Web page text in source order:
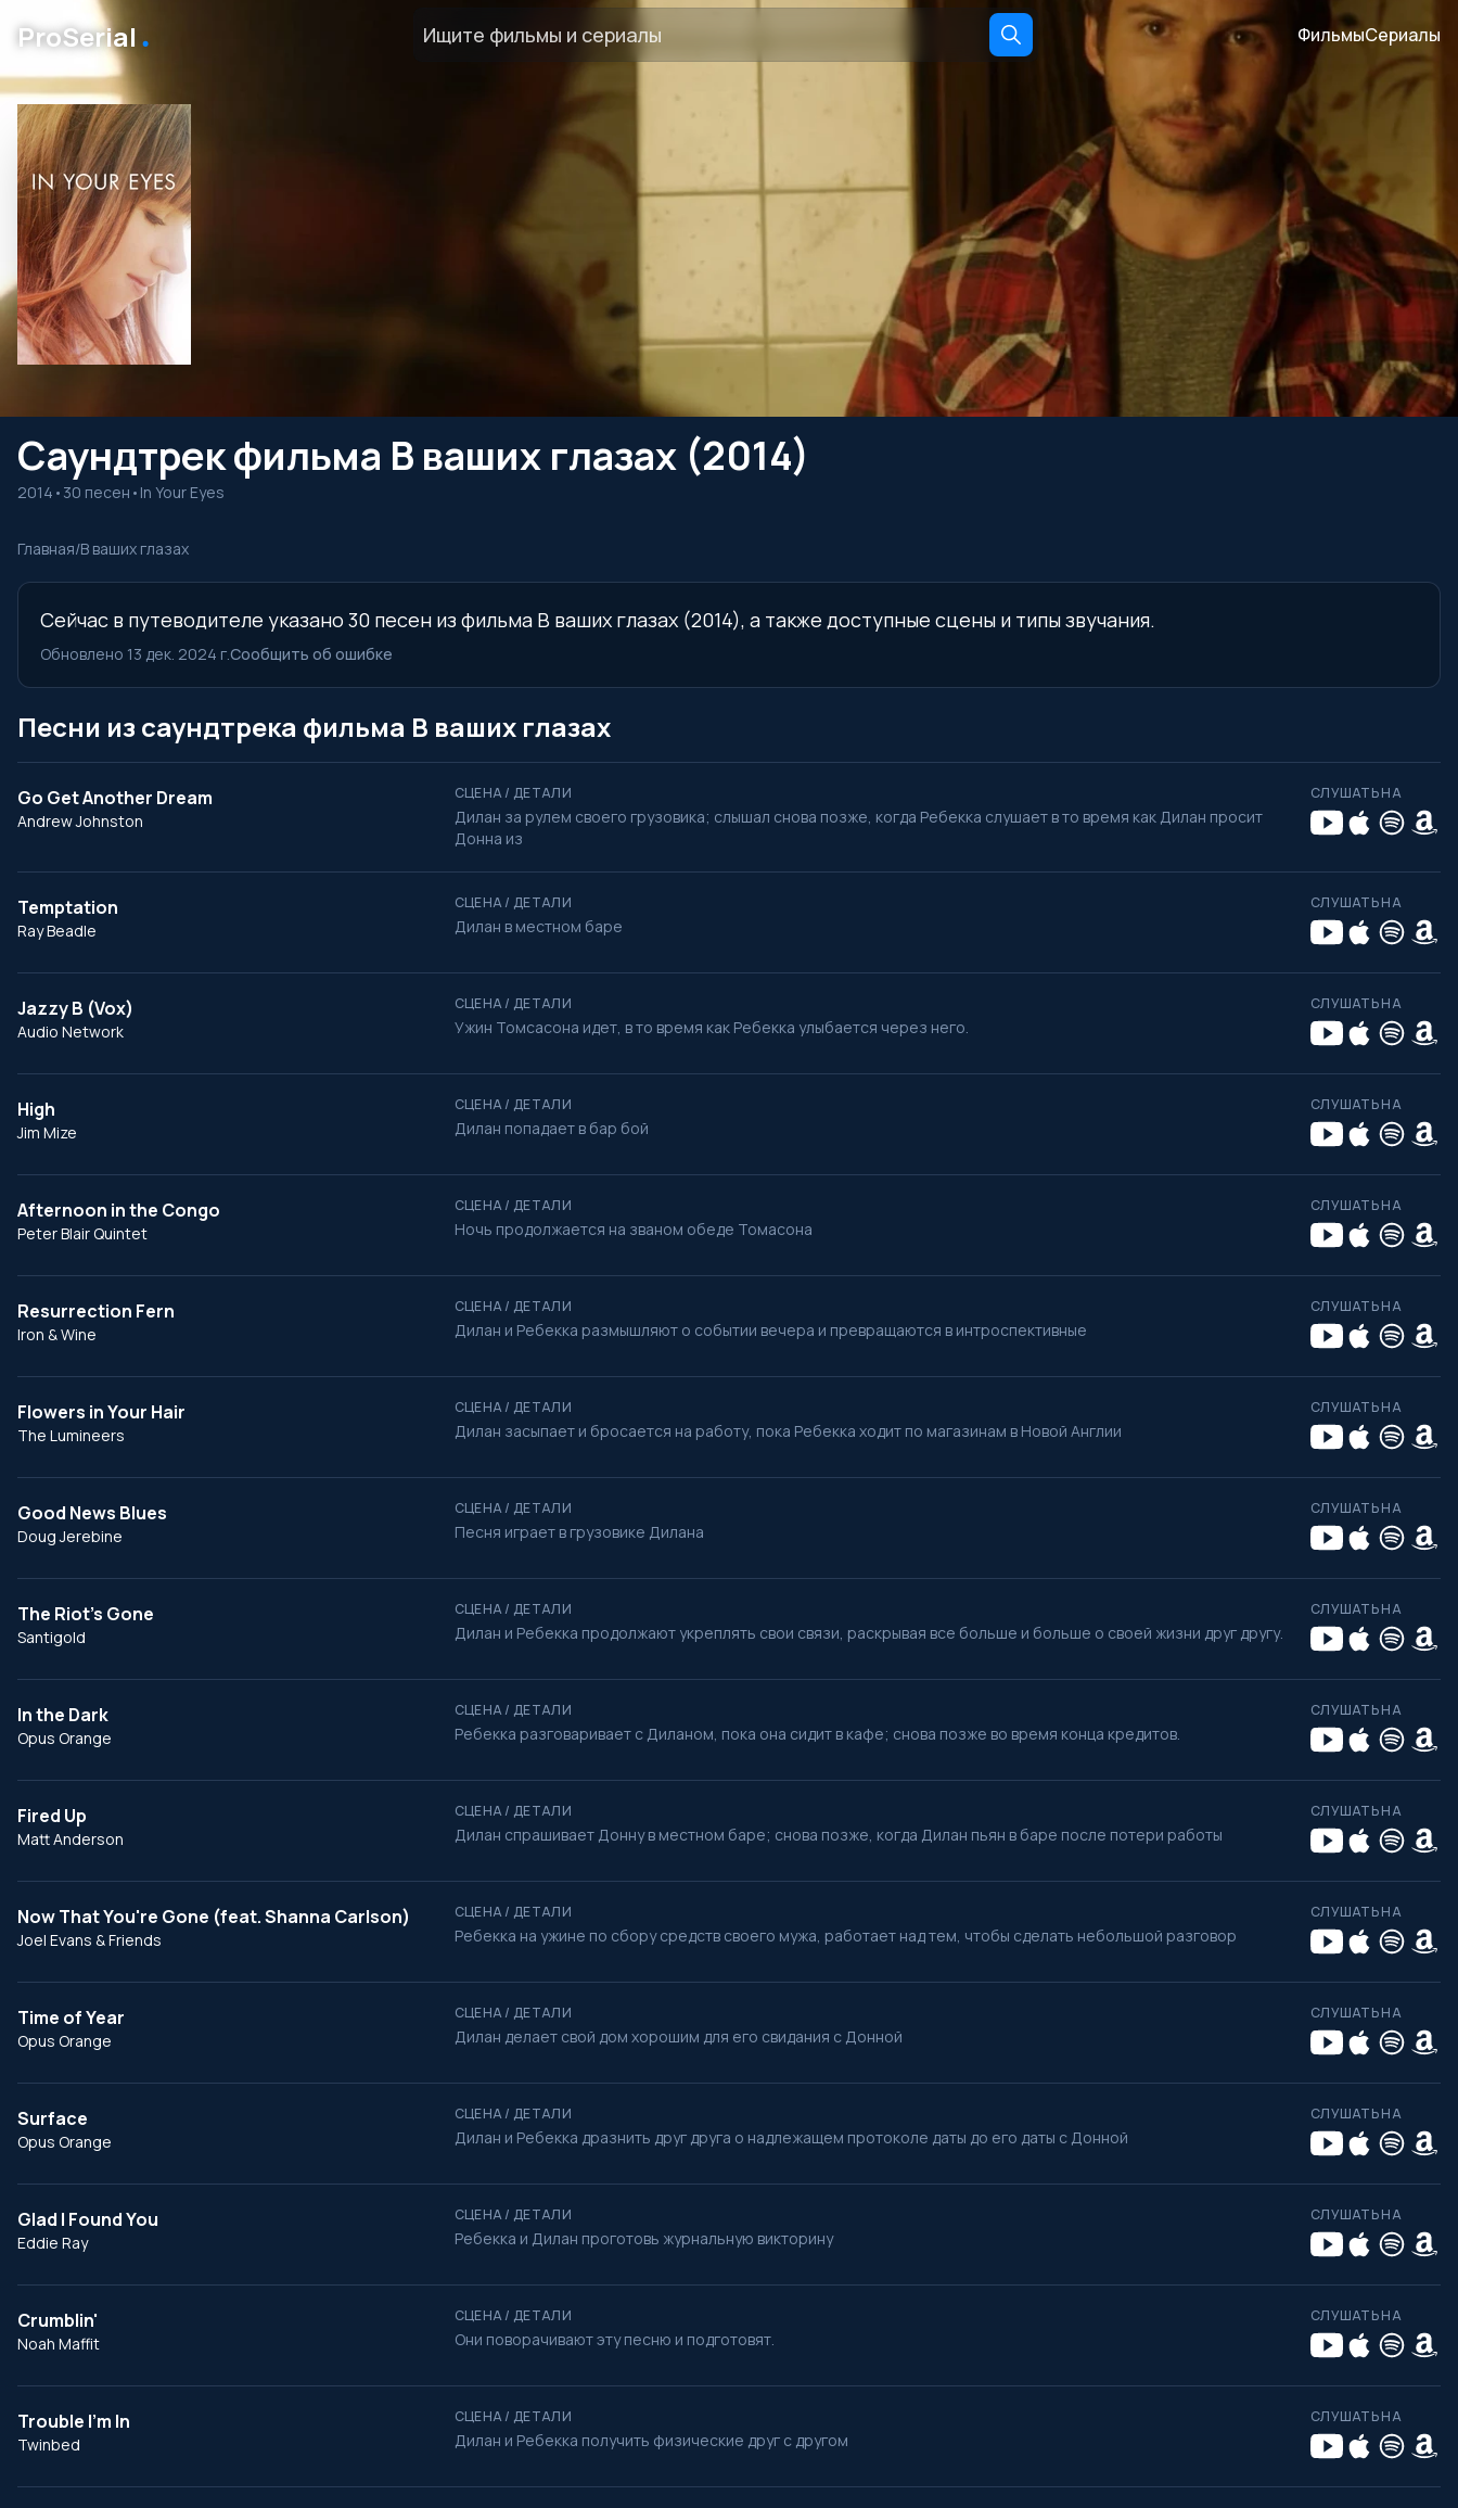
ProSerial ․ ФильмыСериалы
Саундтрек фильма В ваших глазах (2014)
2014 • 30 песен • In Your Eyes
Главная/В ваших глазах
Сейчас в путеводителе указано 30 песен из фильма В ваших глазах (2014), а также доступные сцены и типы звучания.
Обновлено 13 дек. 2024 г.Сообщить об ошибке
Песни из саундтрека фильма В ваших глазах
Go Get Another Dream
Andrew Johnston
СЦЕНА / ДЕТАЛИ
Дилан за рулем своего грузовика; слышал снова позже, когда Ребекка слушает в то время как Дилан просит
Донна из
СЛУШАТЬ НА
Temptation
Ray Beadle
СЦЕНА / ДЕТАЛИ
Дилан в местном баре
СЛУШАТЬ НА
Jazzy B (Vox)
Audio Network
СЦЕНА / ДЕТАЛИ
Ужин Томсасона идет, в то время как Ребекка улыбается через него.
СЛУШАТЬ НА
High
Jim Mize
СЦЕНА / ДЕТАЛИ
Дилан попадает в бар бой
СЛУШАТЬ НА
Afternoon in the Congo
Peter Blair Quintet
СЦЕНА / ДЕТАЛИ
Ночь продолжается на званом обеде Томасона
СЛУШАТЬ НА
Resurrection Fern
Iron & Wine
СЦЕНА / ДЕТАЛИ
Дилан и Ребекка размышляют о событии вечера и превращаются в интроспективные
СЛУШАТЬ НА
Flowers in Your Hair
The Lumineers
СЦЕНА / ДЕТАЛИ
Дилан засыпает и бросается на работу, пока Ребекка ходит по магазинам в Новой Англии
СЛУШАТЬ НА
Good News Blues
Doug Jerebine
СЦЕНА / ДЕТАЛИ
Песня играет в грузовике Дилана
СЛУШАТЬ НА
The Riot's Gone
Santigold
СЦЕНА / ДЕТАЛИ
Дилан и Ребекка продолжают укреплять свои связи, раскрывая все больше и больше о своей жизни друг другу.
СЛУШАТЬ НА
In the Dark
Opus Orange
СЦЕНА / ДЕТАЛИ
Ребекка разговаривает с Диланом, пока она сидит в кафе; снова позже во время конца кредитов.
СЛУШАТЬ НА
Fired Up
Matt Anderson
СЦЕНА / ДЕТАЛИ
Дилан спрашивает Донну в местном баре; снова позже, когда Дилан пьян в баре после потери работы
СЛУШАТЬ НА
Now That You're Gone (feat. Shanna Carlson)
Joel Evans & Friends
СЦЕНА / ДЕТАЛИ
Ребекка на ужине по сбору средств своего мужа, работает над тем, чтобы сделать небольшой разговор
СЛУШАТЬ НА
Time of Year
Opus Orange
СЦЕНА / ДЕТАЛИ
Дилан делает свой дом хорошим для его свидания с Донной
СЛУШАТЬ НА
Surface
Opus Orange
СЦЕНА / ДЕТАЛИ
Дилан и Ребекка дразнить друг друга о надлежащем протоколе даты до его даты с Донной
СЛУШАТЬ НА
Glad I Found You
Eddie Ray
СЦЕНА / ДЕТАЛИ
Ребекка и Дилан проготовь журнальную викторину
СЛУШАТЬ НА
Crumblin'
Noah Maffit
СЦЕНА / ДЕТАЛИ
Они поворачивают эту песню и подготовят.
СЛУШАТЬ НА
Trouble I'm In
Twinbed
СЦЕНА / ДЕТАЛИ
Дилан и Ребекка получить физические друг с другом
СЛУШАТЬ НА